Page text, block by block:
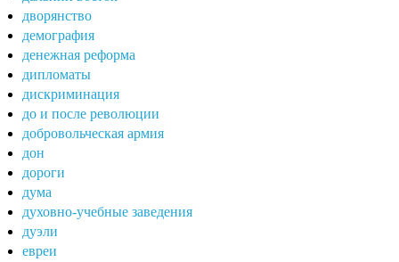
дворянство
демография
денежная реформа
дипломаты
дискриминация
до и после революции
добровольческая армия
дон
дороги
дума
духовно-учебные заведения
дуэли
евреи